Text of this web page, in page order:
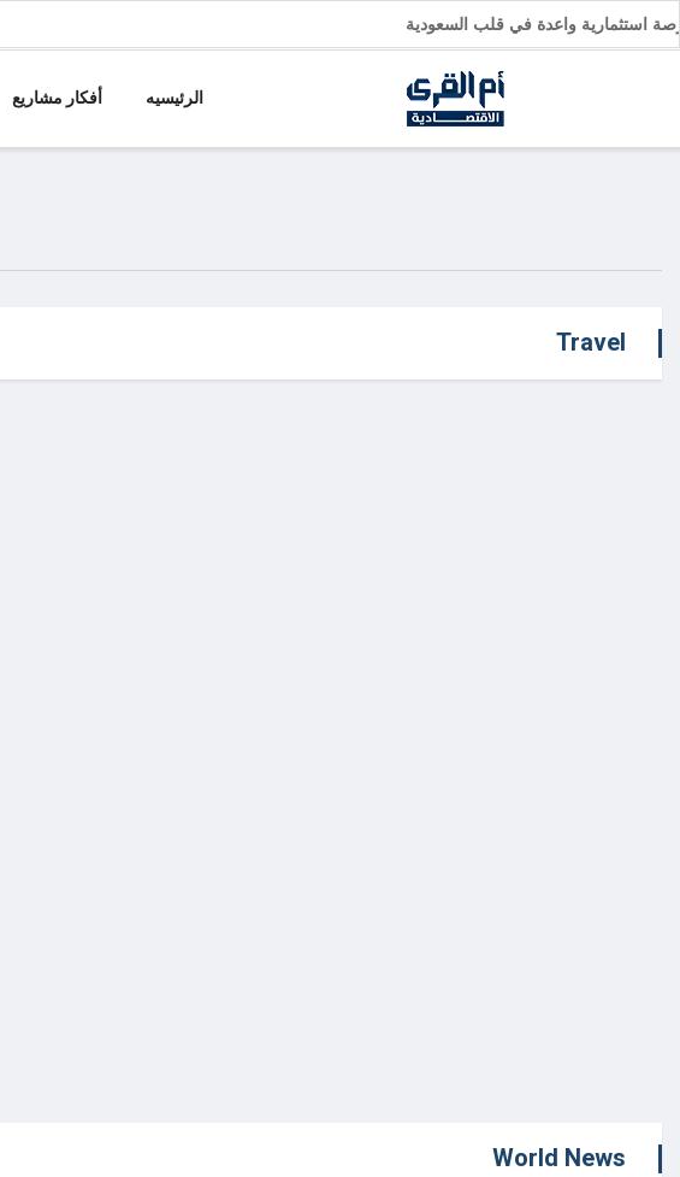
استثمارية واعدة في قلب السعودية
الرئيسيه أفكار مشاريع
Travel
World News